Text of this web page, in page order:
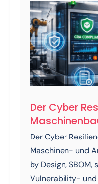
CI/CD, Testing
industriellen
Kultur, die Fehler
Risiken
kontinuierliche
Produktion
Der Cyber
Der Cyber
Maschinen- und
by Design,
Vulnerability-